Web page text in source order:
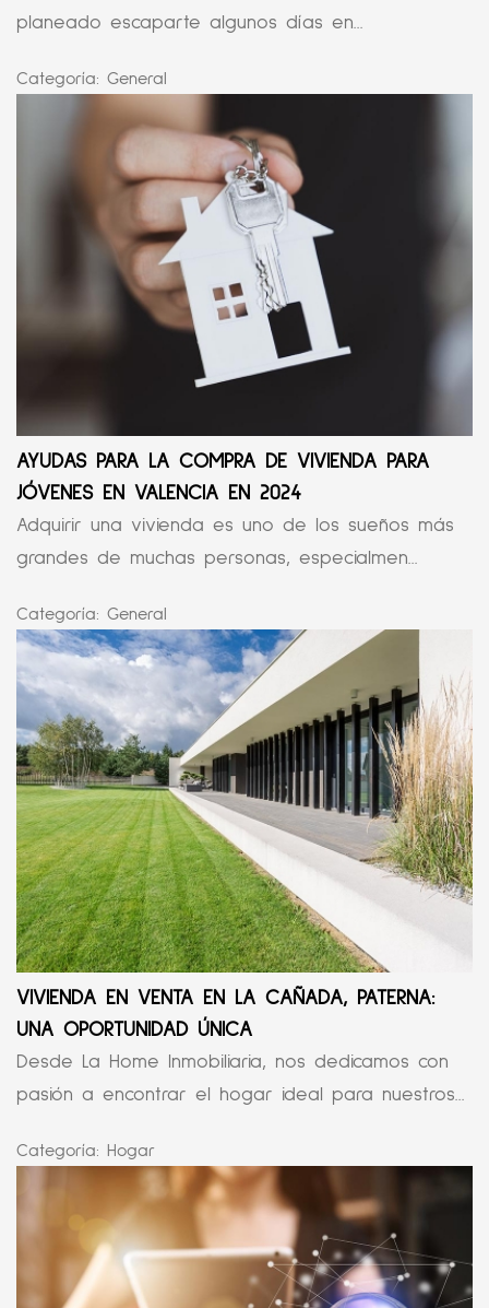
planeado escaparte algunos días en...
Categoría: General
AYUDAS PARA LA COMPRA DE VIVIENDA PARA
JÓVENES EN VALENCIA EN 2024
Adquirir una vivienda es uno de los sueños más
grandes de muchas personas, especialmen...
Categoría: General
VIVIENDA EN VENTA EN LA CAÑADA, PATERNA:
UNA OPORTUNIDAD ÚNICA
Desde La Home Inmobiliaria, nos dedicamos con
pasión a encontrar el hogar ideal para nuestros...
Categoría: Hogar